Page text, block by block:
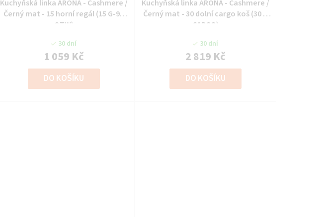
Kuchyňská linka ARONA - Cashmere /
Černý mat - 15 horní regál (15 G-90
OTW)
30 dní
1 059 Kč
DO KOŠÍKU
Kuchyňská linka ARONA - Cashmere /
Černý mat - 30 dolní cargo koš (30 D
CARGO)
30 dní
2 819 Kč
DO KOŠÍKU